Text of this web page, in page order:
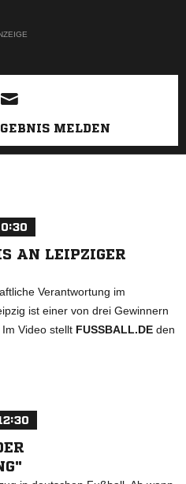
MELDEN
AN LEIPZIGER
Verantwortung im
ist einer von drei Gewinnern
Video stellt FUSSBALL.DE den